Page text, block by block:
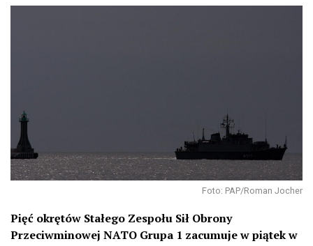
Foto: PAP/Roman Jocher
Pięć okrętów Stałego Zespołu Sił Obrony
Przeciwminowej NATO Grupa 1 zacumuje w piątek w